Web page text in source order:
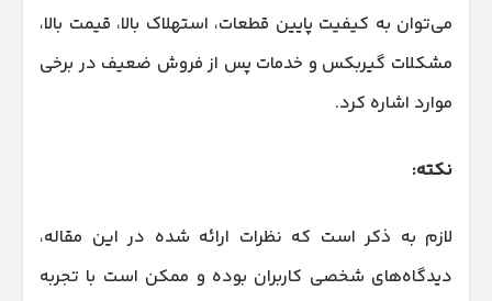
می‌توان به کیفیت پایین قطعات، استهلاک بالا، قیمت بالا،
مشکلات گیربکس و خدمات پس از فروش ضعیف در برخی
موارد اشاره کرد.
نکته:
لازم به ذکر است که نظرات ارائه شده در این مقاله،
دیدگاه‌های شخصی کاربران بوده و ممکن است با تجربه